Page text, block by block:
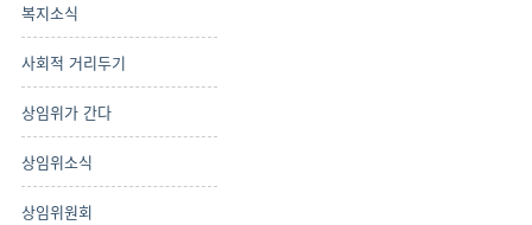
복지소식
사회적 거리두기
상임위가 간다
상임위소식
상임위원회